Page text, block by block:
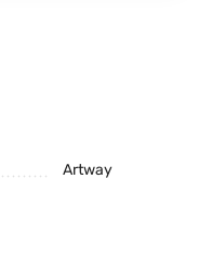
Artway